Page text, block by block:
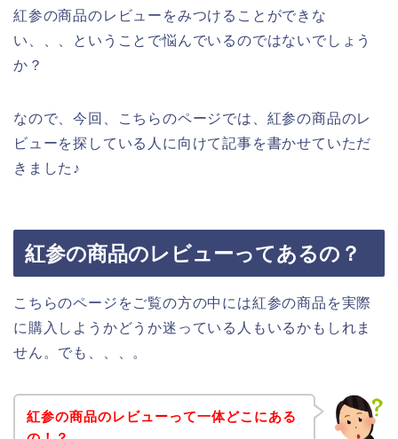
紅参の商品のレビューをみつけることができな
い、、、ということで悩んでいるのではないでしょう
か？
なので、今回、こちらのページでは、紅参の商品のレ
ビューを探している人に向けて記事を書かせていただ
きました♪
紅参の商品のレビューってあるの？
こちらのページをご覧の方の中には紅参の商品を実際
に購入しようかどうか迷っている人もいるかもしれま
せん。でも、、、。
紅参の商品のレビューって一体どこにある